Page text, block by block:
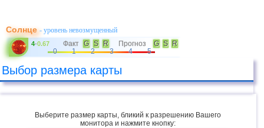
Солнце- уровень невозмущенный
4-0.67 Факт G S R Прогноз G S
R
0
1 2 3 4 5
Выбор размера карты
Выберите размер карты, бликий к разрешению Вашего
монитора и нажмите кнопку: